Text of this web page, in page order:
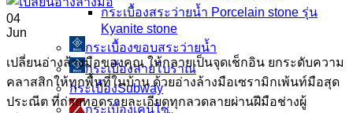
กระเบื้องสระว่ายนํ้า Porcelain stone รุ่น
Kyanite stone
กระเบื้องขอบสระว่ายน้ำ
กระเบื้องลายโบราณ
กระเบื้องSubway
กระเบื้องเคนไซ
04
Jun
เปลี่ยนอ่างล้างมือของคุณ ให้กลายเป็นจุดเช็กอิน ยกระดับความ
คลาสสิกให้ทุกพื้นที่ในบ้าน ด้วยอ่างล้างมือเซรามิกเพ้นท์มือสุด
ประณีต ที่ถ่ายทอดรายละเอียดทุกลวดลายผ่านฝีมือช่างผู้